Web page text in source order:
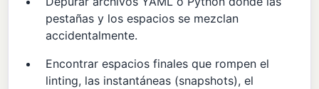
pestañas y los espacios se mezclan
accidentalmente.
Encontrar espacios finales que rompen el
linting, las instantáneas (snapshots), el